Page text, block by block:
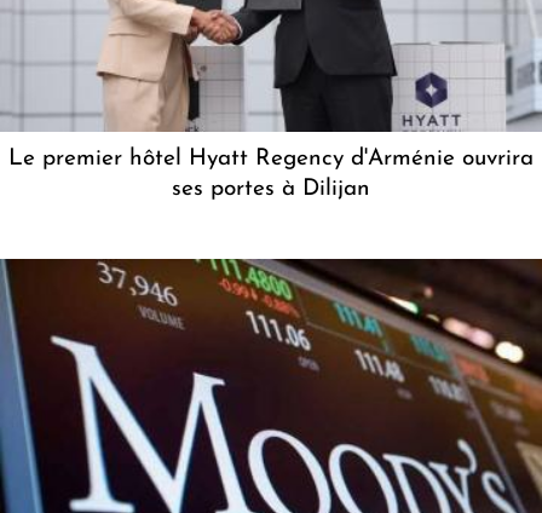
Le premier hôtel Hyatt Regency d'Arménie ouvrira
ses portes à Dilijan